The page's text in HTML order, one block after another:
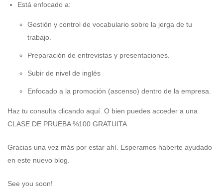
Está enfocado a:
Gestión y control de vocabulario sobre la jerga de tu
trabajo.
Preparación de entrevistas y presentaciones.
Subir de nivel de inglés
Enfocado a la promoción (ascenso) dentro de la empresa.
Haz tu consulta clicando aquí . O bien puedes acceder a una
CLASE DE PRUEBA %100 GRATUITA
Gracias una vez más por estar ahí. Esperamos haberte ayudado
en este nuevo blog.
See you soon!